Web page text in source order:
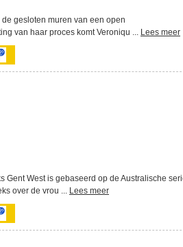
gesloten muren van een open
van haar proces komt Veroniqu ... Lees meer
Gent West is gebaseerd op de Australische
over de vrou ... Lees meer